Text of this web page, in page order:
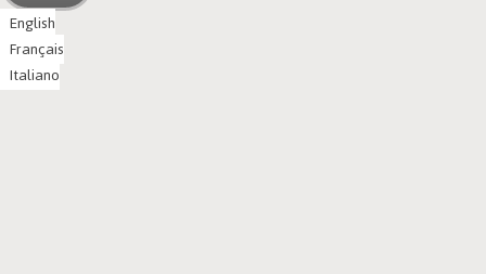
English
Français
Italiano